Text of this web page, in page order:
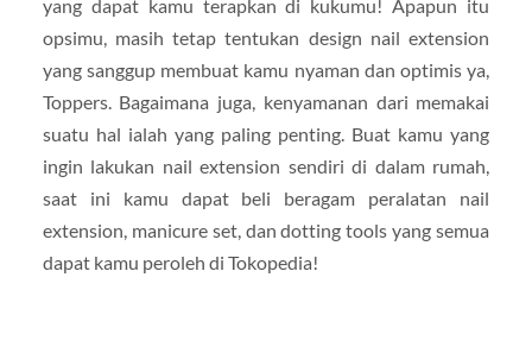
yang dapat kamu terapkan di kukumu! Apapun itu
opsimu, masih tetap tentukan design nail extension
yang sanggup membuat kamu nyaman dan optimis ya,
Toppers. Bagaimana juga, kenyamanan dari memakai
suatu hal ialah yang paling penting. Buat kamu yang
ingin lakukan nail extension sendiri di dalam rumah,
saat ini kamu dapat beli beragam peralatan nail
extension, manicure set, dan dotting tools yang semua
dapat kamu peroleh di Tokopedia!